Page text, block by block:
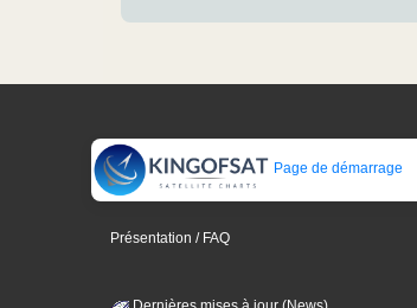
Page de démarrage
Présentation / FAQ